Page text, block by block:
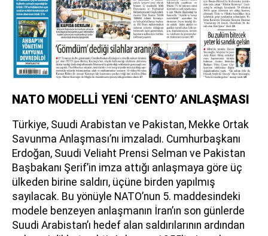
NATO MODELLİ YENİ ‘CENTO’ ANLAŞMASI
Türkiye, Suudi Arabistan ve Pakistan, Mekke Ortak
Savunma Anlaşması’nı imzaladı. Cumhurbaşkanı
Erdoğan, Suudi Veliaht Prensi Selman ve Pakistan
Başbakanı Şerif’in imza attığı anlaşmaya göre üç
ülkeden birine saldırı, üçüne birden yapılmış
sayılacak. Bu yönüyle NATO’nun 5. maddesindeki
modele benzeyen anlaşmanın İran’ın son günlerde
Suudi Arabistan’ı hedef alan saldırılarının ardından